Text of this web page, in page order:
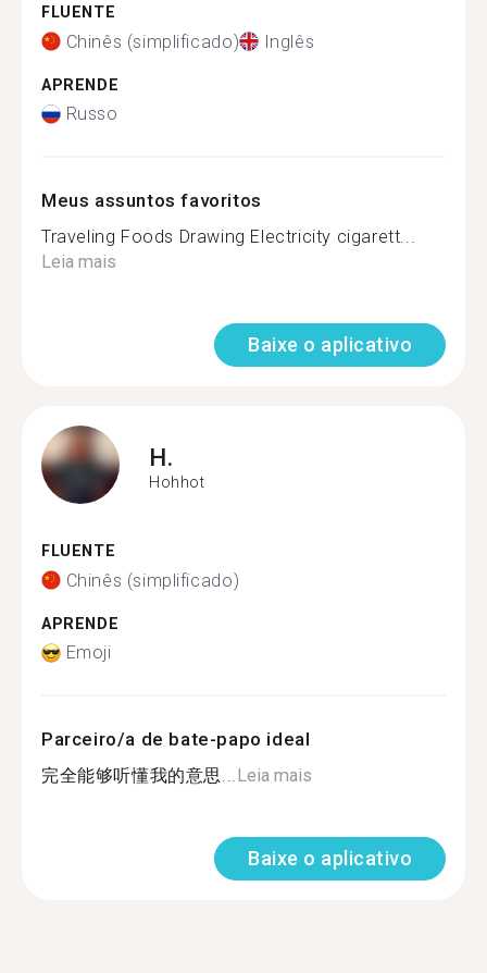
FLUENTE
Chinês (simplificado) Inglês
APRENDE
Russo
Meus assuntos favoritos
Traveling Foods Drawing Electricity cigarett...
Leia mais
Baixe o aplicativo
H.
Hohhot
FLUENTE
Chinês (simplificado)
APRENDE
Emoji
Parceiro/a de bate-papo ideal
完全能够听懂我的意思...Leia mais
Baixe o aplicativo